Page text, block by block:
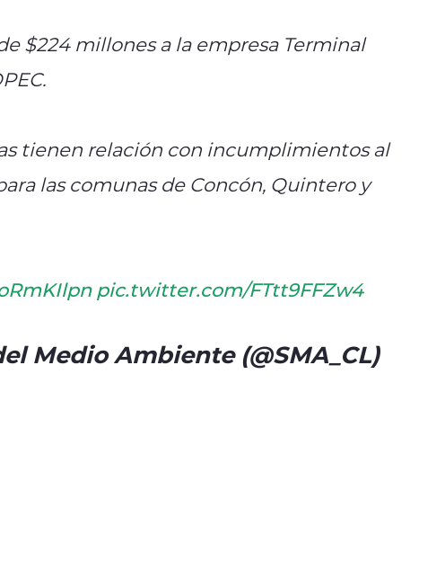
$224 millones a la empresa Terminal
tienen relación con incumplimientos al
las comunas de Concón, Quintero y
pic.twitter.com/FTtt9FFZw4
Medio Ambiente (@SMA_CL)